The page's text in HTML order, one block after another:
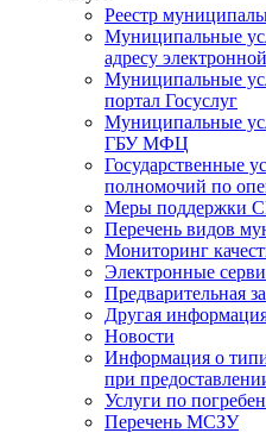
Реестр
Муниципальные
адресу
Муниципальные
портал Госуслуг
Муниципальные
ГБУ МФЦ
Государственные
полномочий по
Меры поддержки
Перечень видов
Мониторинг
Электронные
Предварительная
Другая
Новости
Информация о
при
Услуги по
Перечень МСЗУ